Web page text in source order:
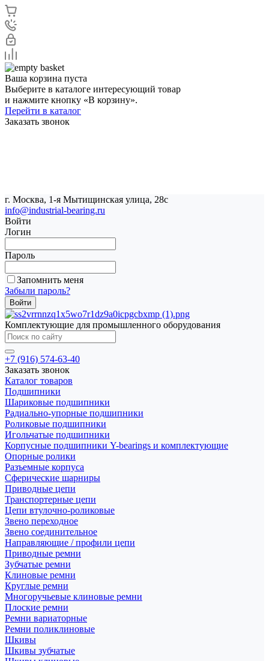
Ваша корзина пуста
Выберите в каталоге интересующий товар
и нажмите кнопку «В корзину».
Перейти в каталог
Заказать звонок
г. Москва, 1-я Мытищинская улица, 28с
info@industrial-bearing.ru
Войти
Логин
Пароль
Запомнить меня
Забыли пароль?
Комплектующие для промышленного оборудования
+7 (916) 574-63-40
Заказать звонок
Каталог товаров
Подшипники
Шариковые подшипники
Радиально-упорные подшипники
Роликовые подшипники
Игольчатые подшипники
Корпусные подшипники Y-bearings и комплектующие
Опорные ролики
Разъемные корпуса
Сферические шарниры
Приводные цепи
Транспортерные цепи
Цепи втулочно-роликовые
Звено переходное
Звено соединительное
Направляющие / профили цепи
Приводные ремни
Зубчатые ремни
Клиновые ремни
Круглые ремни
Многоручьевые клиновые ремни
Плоские ремни
Ремни вариаторные
Ремни поликлиновые
Шкивы
Шкивы зубчатые